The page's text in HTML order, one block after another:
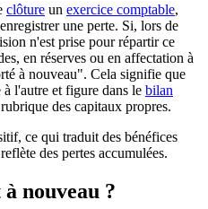
clôture un exercice comptable,
une perte. Si, lors de
n'est prise pour répartir ce
en réserves ou en affectation à
à nouveau". Cela signifie que
à l'autre et figure dans le bilan
des capitaux propres.
ce qui traduit des bénéfices
des pertes accumulées.
nouveau ?